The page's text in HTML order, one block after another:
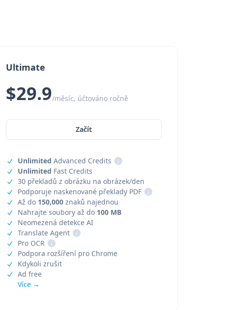
Ultimate
$29.9/měsíc, účtováno ročně
Začít
Unlimited Advanced Credits
i
Unlimited Fast Credits
30 překladů z obrázku na obrázek/den
Podporuje naskenované překlady PDF
i
Až do 150,000znaků najednou
Nahrajte soubory až do 100 MB
Neomezená detekce AI
Translate Agent
i
Pro OCR
i
Podpora rozšíření pro Chrome
Kdykoli zrušit
Ad free
Více →